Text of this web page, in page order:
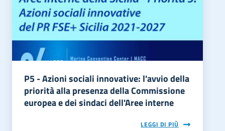
P5 - Azioni sociali innovative: l'avvio della
priorità alla presenza della Commissione
europea e dei sindaci dell'Aree interne
LEGGI DI PIÙ